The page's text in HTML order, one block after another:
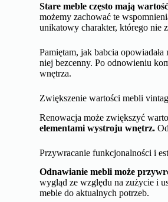
Stare meble często mają
możemy zachować te
unikatowy charakter, którego nie
Pamiętam, jak babcia
niej bezcenny. Po odnowieniu
wnętrza.
Zwiększenie wartości mebli
Renowacja może zwiększyć
elementami wystroju wnętrz.
Przywracanie funkcjonalności i
Odnawianie mebli może
wygląd ze względu na zużycie i
meble do aktualnych potrzeb.